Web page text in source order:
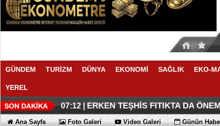
GÜNDEM TURİZM DÜNYA EKONOMİ SAĞLIK EKO-
YEREL
07:27 |KLASİK MÜZİK YAYINCILIĞINDA
07:17 |DÜZENLEMEYİ
07:12 | ERKEN TEŞHİS FITIKTA DA
06:33 |KAYIP RAKAMLARI BİLE
06:28 |EN İYİLER DEĞİL EN UYGUNLAR
06:23 |KOÇ GİBİ YATIRIM YAPTILAR
06:17 |DÖRT ŞİRKET DAHA!!!
06:13 |FUJİTSU'DAN YENİ RENK
Ana Sayfa Foto Galeri Video Galeri Günün